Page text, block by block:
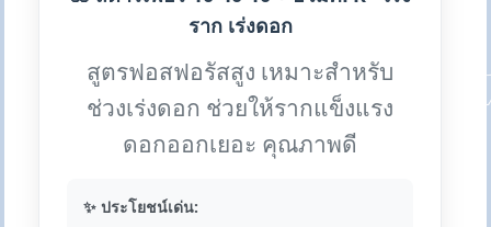
ราก เร่งดอก
สูตรฟอสฟอรัสสูง เหมาะสำหรับ
ช่วงเร่งดอก ช่วยให้รากแข็งแรง
ดอกออกเยอะ คุณภาพดี
✨ ประโยชน์เด่น: